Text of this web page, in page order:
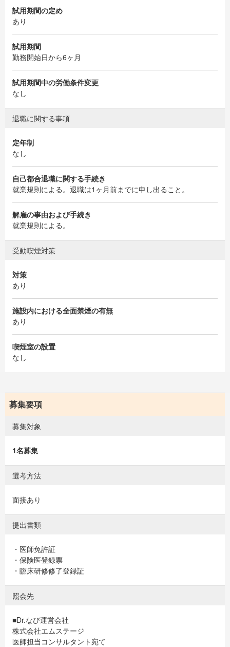
試用期間の定め
あり
試用期間
勤務開始日から6ヶ月
試用期間中の労働条件変更
なし
退職に関する事項
定年制
なし
自己都合退職に関する手続き
就業規則による。退職は1ヶ月前までに申し出ること。
解雇の事由および手続き
就業規則による。
受動喫煙対策
対策
あり
施設内における全面禁煙の有無
あり
喫煙室の設置
なし
募集要項
募集対象
1名募集
選考方法
面接あり
提出書類
・医師免許証
・保険医登録票
・臨床研修修了登録証
照会先
■Dr.なび運営会社
株式会社エムステージ
医師担当コンサルタント宛て